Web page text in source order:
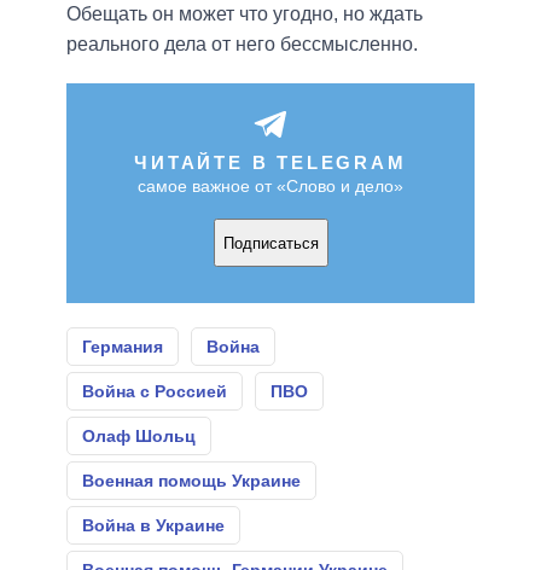
Обещать он может что угодно, но ждать
реального дела от него бессмысленно.
ЧИТАЙТЕ В TELEGRAM
самое важное от «Слово и дело»
Подписаться
Германия Война
Война с Россией ПВО
Олаф Шольц
Военная помощь Украине
Война в Украине